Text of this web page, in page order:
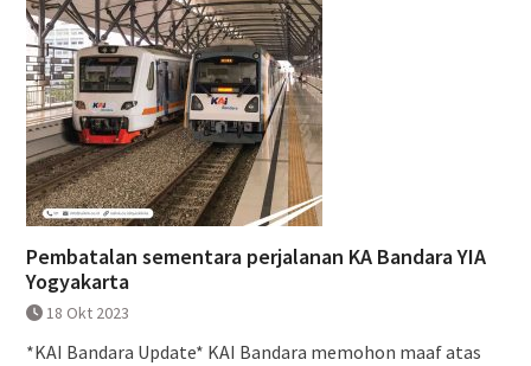
Pembatalan sementara perjalanan KA Bandara YIA
Yogyakarta
18 Okt 2023
*KAI Bandara Update* KAI Bandara memohon maaf atas